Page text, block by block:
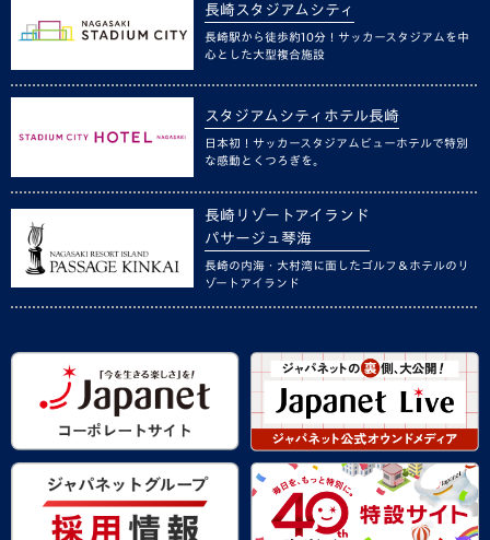
長崎スタジアムシティ
長崎駅から徒歩約10分！サッカースタジアムを中
心とした大型複合施設
スタジアムシティホテル長崎
日本初！サッカースタジアムビューホテルで特別
な感動とくつろぎを。
長崎リゾートアイランド
パサージュ琴海
長崎の内海・大村湾に面したゴルフ＆ホテルのリ
ゾートアイランド